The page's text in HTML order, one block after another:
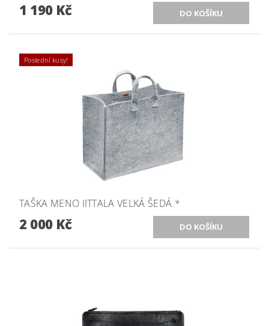
1 190 Kč
Poslední kusy!
TAŠKA MENO IITTALA VELKÁ ŠEDÁ *
2 000 Kč